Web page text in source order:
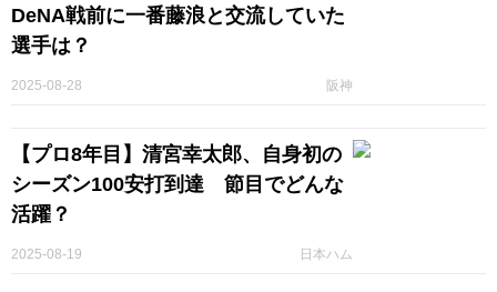
DeNA戦前に一番藤浪と交流していた
選手は？
阪神
2025-08-28
【プロ8年目】清宮幸太郎、自身初の
シーズン100安打到達 節目でどんな
活躍？
日本ハム
2025-08-19